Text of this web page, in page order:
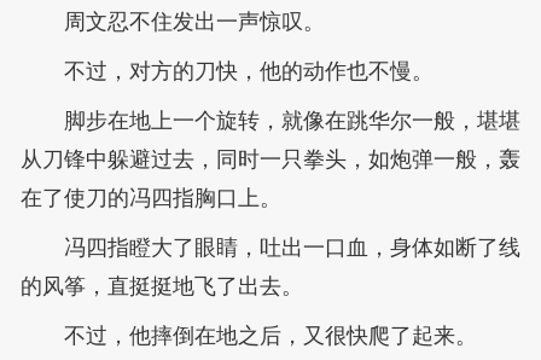
周文忍不住发出一声惊叹。
不过，对方的刀快，他的动作也不慢。
脚步在地上一个旋转，就像在跳华尔一般，堪堪
从刀锋中躲避过去，同时一只拳头，如炮弹一般，轰
在了使刀的冯四指胸口上。
冯四指瞪大了眼睛，吐出一口血，身体如断了线
的风筝，直挺挺地飞了出去。
不过，他摔倒在地之后，又很快爬了起来。